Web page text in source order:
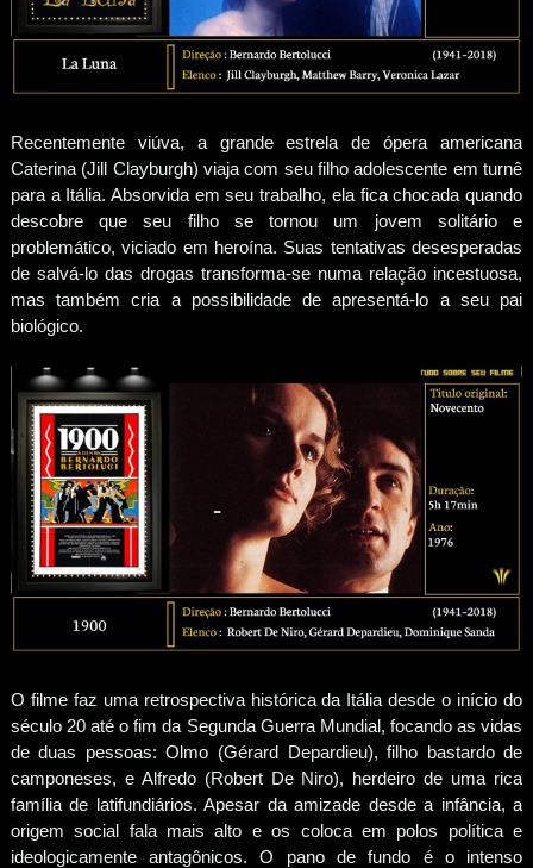
Recentemente viúva, a grande estrela de ópera americana
Caterina (Jill Clayburgh) viaja com seu filho adolescente em turnê
para a Itália. Absorvida em seu trabalho, ela fica chocada quando
descobre que seu filho se tornou um jovem solitário e
problemático, viciado em heroína. Suas tentativas desesperadas
de salvá-lo das drogas transforma-se numa relação incestuosa,
mas também cria a possibilidade de apresentá-lo a seu pai
biológico.
O filme faz uma retrospectiva histórica da Itália desde o início do
século 20 até o fim da Segunda Guerra Mundial, focando as vidas
de duas pessoas: Olmo (Gérard Depardieu), filho bastardo de
camponeses, e Alfredo (Robert De Niro), herdeiro de uma rica
família de latifundiários. Apesar da amizade desde a infância, a
origem social fala mais alto e os coloca em polos política e
ideologicamente antagônicos. O pano de fundo é o intenso